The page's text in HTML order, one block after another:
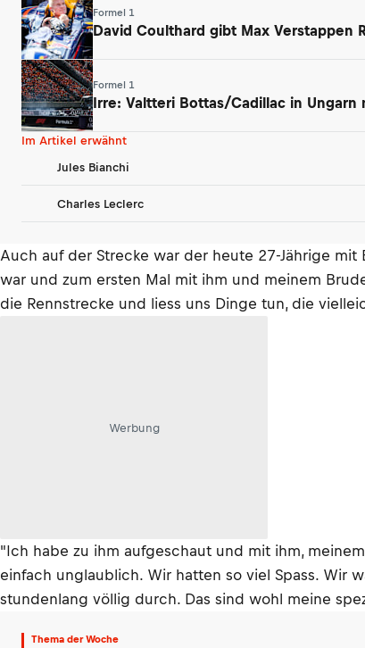
Formel 1
David Coulthard gibt Max Verstappen
Formel 1
Irre: Valtteri Bottas/Cadillac in
Im Artikel erwähnt
Jules Bianchi
Charles Leclerc
Auch auf der Strecke war der heute 27-Jährige
war und zum ersten Mal mit ihm und meinem
die Rennstrecke und liess uns Dinge tun, die
Werbung
"Ich habe zu ihm aufgeschaut und mit ihm,
einfach unglaublich. Wir hatten so viel Spass. Wir
stundenlang völlig durch. Das sind wohl meine
Thema der Woche